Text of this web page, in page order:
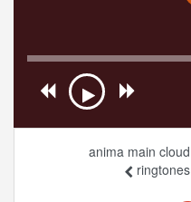
anima main cloud
ringtones